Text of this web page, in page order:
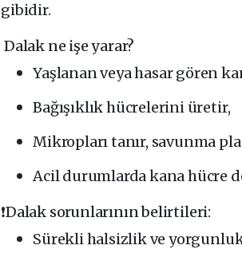
gibidir.
Dalak ne işe yarar?
Yaşlanan veya hasar gören
Bağışıklık hücrelerini üretir,
Mikropları tanır, savunma
Acil durumlarda kana hücre
❗Dalak sorunlarının belirtileri:
Sürekli halsizlik ve